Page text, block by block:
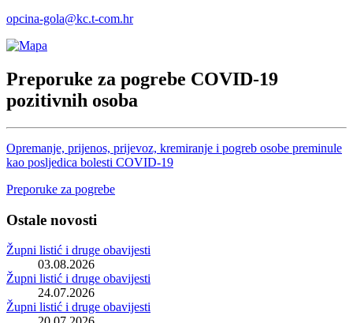
opcina-gola@kc.t-com.hr
Preporuke za pogrebe COVID-19
pozitivnih osoba
Opremanje, prijenos, prijevoz, kremiranje i pogreb osobe preminule
kao posljedica bolesti COVID-19
Preporuke za pogrebe
Ostale novosti
Župni listić i druge obavijesti
03.08.2026
Župni listić i druge obavijesti
24.07.2026
Župni listić i druge obavijesti